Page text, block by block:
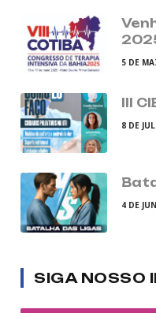
5 DE
III
8 DE
4 DE
SIGA NOSSO